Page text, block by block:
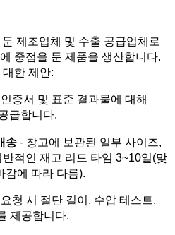
제조업체 및 수출 공급업체로
중점을 둔 제품을 생산합니다.
한 제안:
증서 및 표준 결과물에 대해
급합니다.
송 - 창고에 보관된 일부 사이즈,
적인 재고 리드 타임 3~10일(맞
감에 따라 다름).
청 시 절단 길이, 수압 테스트,
제공합니다.